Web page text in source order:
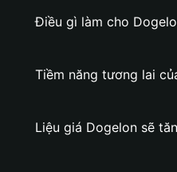
Điều gì làm cho
Tiềm năng tương lai
Liệu giá Dogelon sẽ